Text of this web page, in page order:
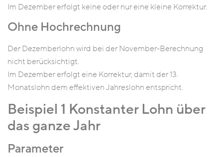
Im Dezember erfolgt keine oder nur eine kleine Korrektur.
Ohne Hochrechnung
Der Dezemberlohn wird bei der November-Berechnung
nicht berücksichtigt.
Im Dezember erfolgt eine Korrektur, damit der 13.
Monatslohn dem effektiven Jahreslohn entspricht.
Beispiel 1 Konstanter Lohn über
das ganze Jahr
Parameter